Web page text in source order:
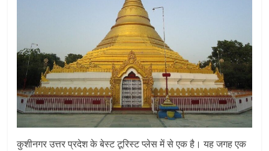
कुशीनगर उत्तर प्रदेश के बेस्ट टूरिस्ट प्लेस में से एक है। यह जगह एक